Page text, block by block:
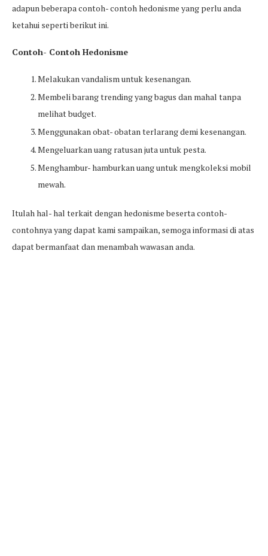
adapun beberapa contoh- contoh hedonisme yang perlu anda
ketahui seperti berikut ini.
Contoh- Contoh Hedonisme
Melakukan vandalism untuk kesenangan.
Membeli barang trending yang bagus dan mahal tanpa
melihat budget.
Menggunakan obat- obatan terlarang demi kesenangan.
Mengeluarkan uang ratusan juta untuk pesta.
Menghambur- hamburkan uang untuk mengkoleksi mobil
mewah.
Itulah hal- hal terkait dengan hedonisme beserta contoh-
contohnya yang dapat kami sampaikan, semoga informasi di atas
dapat bermanfaat dan menambah wawasan anda.